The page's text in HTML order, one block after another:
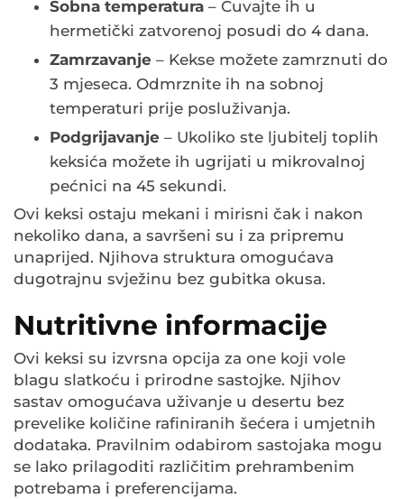
Sobna temperatura – Čuvajte ih u
hermetički zatvorenoj posudi do 4 dana.
Zamrzavanje – Kekse možete zamrznuti do
3 mjeseca. Odmrznite ih na sobnoj
temperaturi prije posluživanja.
Podgrijavanje – Ukoliko ste ljubitelj toplih
keksića možete ih ugrijati u mikrovalnoj
pećnici na 45 sekundi.
Ovi keksi ostaju mekani i mirisni čak i nakon
nekoliko dana, a savršeni su i za pripremu
unaprijed. Njihova struktura omogućava
dugotrajnu svježinu bez gubitka okusa.
Nutritivne informacije
Ovi keksi su izvrsna opcija za one koji vole
blagu slatkoću i prirodne sastojke. Njihov
sastav omogućava uživanje u desertu bez
prevelike količine rafiniranih šećera i umjetnih
dodataka. Pravilnim odabirom sastojaka mogu
se lako prilagoditi različitim prehrambenim
potrebama i preferencijama.